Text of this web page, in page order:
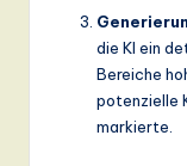
die KI ein
Bereiche
potenzielle
markierte.